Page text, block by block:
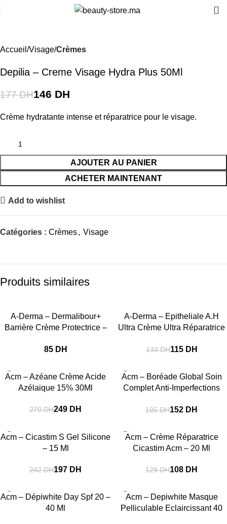
Accueil Visage Crèmes
Depilia – Creme Visage Hydra Plus 50Ml
177DH146 DH
Crème hydratante intense et réparatrice pour le visage.
AJOUTER AU PANIER
ACHETER MAINTENANT
Add to wishlist
Catégories : Crèmes, Visage
Produits similaires
A-Derma – Dermalibour+
Barrière Crème Protectrice –
DH
A-Derma – Epitheliale A.H
Ultra Crème Ultra Réparatrice
133DH115 DH
Acm – Azéane Crème Acide
Azélaique 15% 30Ml
270DH249 DH
Acm – Boréade Global Soin
Complet Anti-Imperfections
195DH152 DH
Acm – Cicastim S Gel Silicone
– 15 Ml
242DH197 DH
Acm – Crème Réparatrice
Cicastim Acm – 20 Ml
129DH108 DH
Acm – Dépiwhite Day Spf 20 –
40 Ml
Acm – Depiwhite Masque
Pelliculable Eclaircissant 40